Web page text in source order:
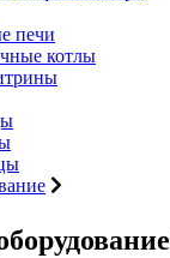
печи
котлы